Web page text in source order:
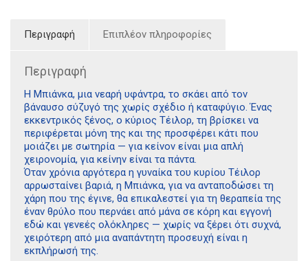
Περιγραφή Επιπλέον πληροφορίες
Περιγραφή
H Μπιάνκα, µια νεαρή υφάντρα, το σκάει από τον
βάναυσο σύζυγό της χωρίς σχέδιο ή καταφύγιο. Ένας
εκκεντρικός ξένος, ο κύριος Τέιλορ, τη βρίσκει να
περιφέρεται µόνη της και της προσφέρει κάτι που
µοιάζει µε σωτηρία — για κείνον είναι µια απλή
χειρονοµία, για κείνην είναι τα πάντα.
Όταν χρόνια αργότερα η γυναίκα του κυρίου Τέιλορ
αρρωσταίνει βαριά, η Μπιάνκα, για να ανταποδώσει τη
χάρη που της έγινε, θα επικαλεστεί για τη θεραπεία της
έναν θρύλο που περνάει από µάνα σε κόρη και εγγονή
εδώ και γενεές ολόκληρες — χωρίς να ξέρει ότι συχνά,
χειρότερη από µια αναπάντητη προσευχή είναι η
εκπλήρωσή της.